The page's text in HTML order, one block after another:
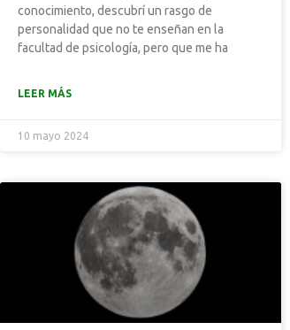
conocimiento, descubrí un rasgo de
personalidad que no te enseñan en la
facultad de psicología, pero que me ha
LEER MÁS
10 mayo 2024